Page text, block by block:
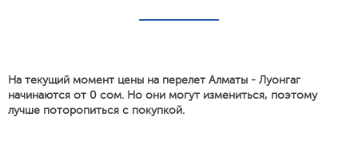
На текущий момент цены на перелет Алматы - Луонгаг
начинаются от 0 сом. Но они могут измениться, поэтому
лучше поторопиться с покупкой.